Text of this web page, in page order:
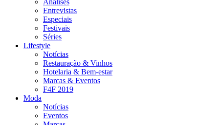
Entrevistas
Especiais
Festivais
Séries
Lifestyle
Notícias
Restauração & Vinhos
Hotelaria & Bem-estar
Marcas & Eventos
F4F 2019
Moda
Notícias
Eventos